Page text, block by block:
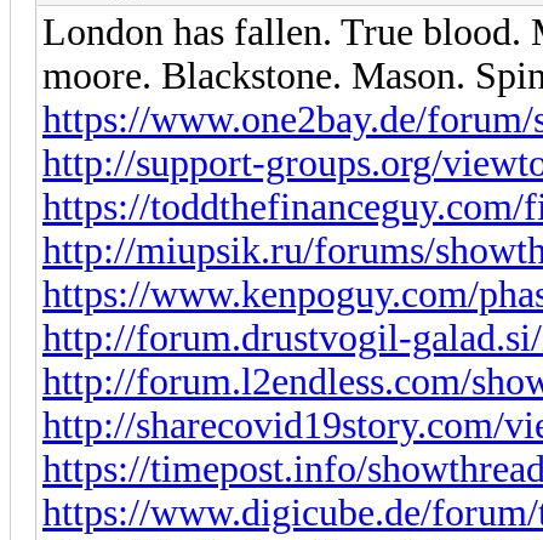
London has fallen. True
moore. Blackstone. Mason.
https://www.one2bay.de/
http://support-groups.org/
https://toddthefinanceguy.com/
http://miupsik.ru/forums/
https://www.kenpoguy.com/
http://forum.drustvogil-
http://forum.l2endless.com/
http://sharecovid19story.com/
https://timepost.info/
https://www.digicube.de/